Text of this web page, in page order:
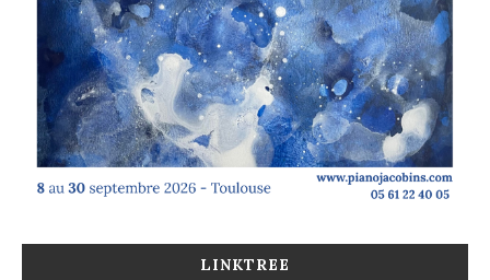
LINKTREE